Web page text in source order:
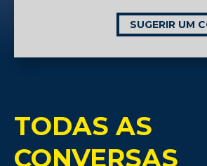
SUGERIR UM
TODAS AS
CONVERSAS